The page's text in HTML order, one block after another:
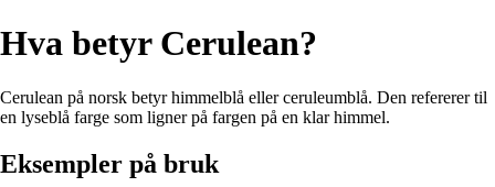
Hva betyr Cerulean?
Cerulean på norsk betyr himmelblå eller ceruleumblå. Den refererer til
en lyseblå farge som ligner på fargen på en klar himmel.
Eksempler på bruk